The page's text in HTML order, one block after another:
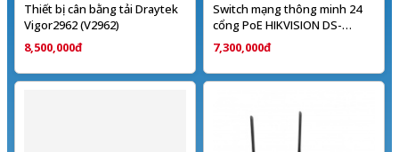
Thiết bị cân bằng tải Draytek
Vigor2962 (V2962)
8,500,000đ
Switch mạng thông minh 24
cổng PoE HIKVISION DS-
3E1326P-EI/M
7,300,000đ